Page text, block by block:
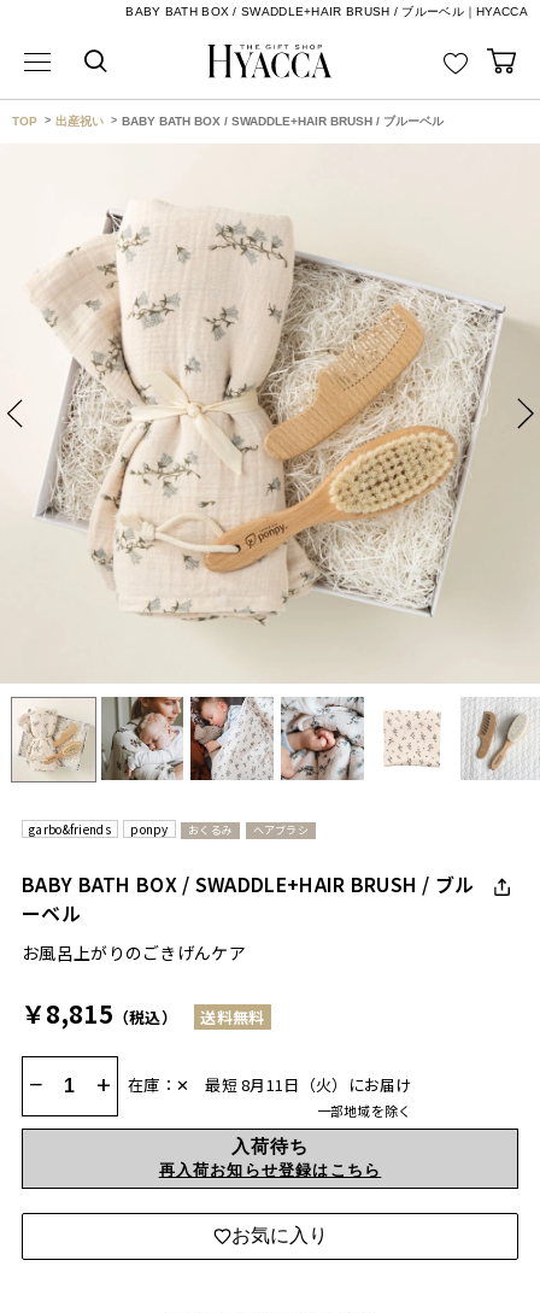
BABY BATH BOX / SWADDLE+HAIR BRUSH / ブルーベル｜HYACCA
TOP 出産祝い BABY BATH BOX / SWADDLE+HAIR BRUSH / ブルーベル
garbo&friends ponpy おくるみ ヘアブラシ
BABY BATH BOX / SWADDLE+HAIR BRUSH / ブル
ーベル
お風呂上がりのごきげんケア
￥8,815 （税込） 送料無料
− + 在庫：✕ 最短 8月11日（火）にお届け
一部地域を除く
入荷待ち
再入荷お知らせ登録はこちら
お気に入り